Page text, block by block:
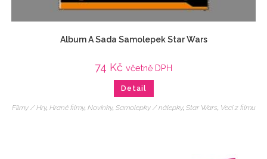
Album A Sada Samolepek Star Wars
74 Kč včetně DPH
Detail
Filmy / Hry, Hrané filmy, Novinky, Samolepky / nálepky, Star Wars, Veci z filmu